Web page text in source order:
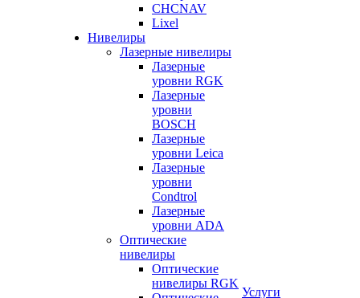
CHCNAV
Lixel
Нивелиры
Лазерные нивелиры
Лазерные
уровни RGK
Лазерные
уровни
BOSCH
Лазерные
уровни Leica
Лазерные
уровни
Condtrol
Лазерные
уровни ADA
Оптические
нивелиры
Оптические
нивелиры RGK
Услуги